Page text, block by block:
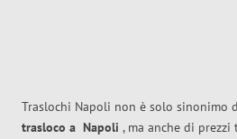
Traslochi Napoli non è solo sinonimo
trasloco a Napoli , ma anche di